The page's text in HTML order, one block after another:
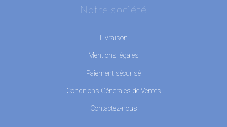
Notre société
Livraison
Mentions légales
Paiement sécurisé
Conditions Générales de Ventes
Contactez-nous